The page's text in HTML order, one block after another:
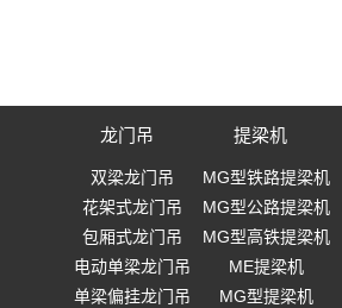
龙门吊
双梁龙门吊
花架式龙门吊
包厢式龙门吊
电动单梁龙门吊
单梁偏挂龙门吊
提梁机
MG型铁路提梁机
MG型公路提梁机
MG型高铁提梁机
ME提梁机
MG型提梁机